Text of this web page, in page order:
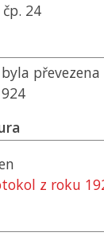
24
z roku